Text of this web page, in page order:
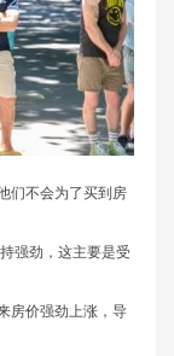
们不会为了买到房
强劲，这主要是受
房价强劲上涨，导